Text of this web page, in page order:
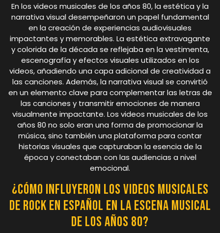
En los videos musicales de los años 80, la estética y la
narrativa visual desempeñaron un papel fundamental
en la creación de experiencias audiovisuales
impactantes y memorables. La estética extravagante
y colorida de la década se reflejaba en la vestimenta,
escenografía y efectos visuales utilizados en los
videos, añadiendo una capa adicional de creatividad a
las canciones. Además, la narrativa visual se convirtió
en un elemento clave para complementar las letras de
las canciones y transmitir emociones de manera
visualmente impactante. Los videos musicales de los
años 80 no solo eran una forma de promocionar la
música, sino también una plataforma para contar
historias visuales que capturaban la esencia de la
época y conectaban con las audiencias a nivel
emocional.
¿Cómo influyeron los videos musicales
de rock en español en la escena musical
de los años 80?